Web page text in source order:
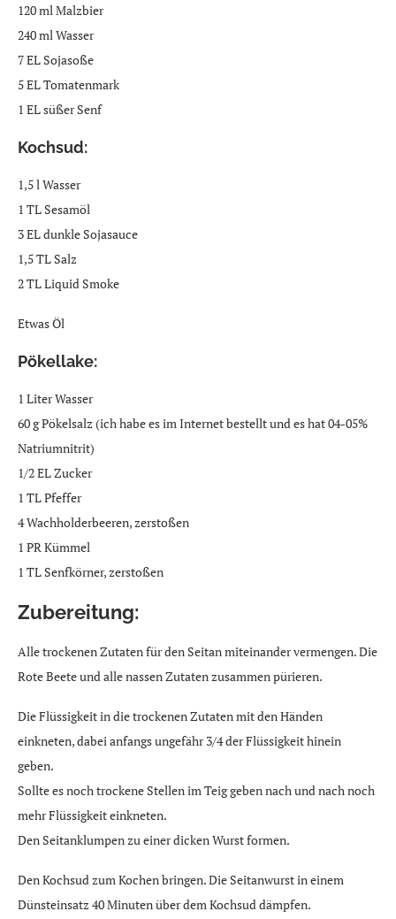
120 ml Malzbier
240 ml Wasser
7 EL Sojasoße
5 EL Tomatenmark
1 EL süßer Senf
Kochsud:
1,5 l Wasser
1 TL Sesamöl
3 EL dunkle Sojasauce
1,5 TL Salz
2 TL Liquid Smoke
Etwas Öl
Pökellake:
1 Liter Wasser
60 g Pökelsalz (ich habe es im Internet bestellt und es hat 04-05%
Natriumnitrit)
1/2 EL Zucker
1 TL Pfeffer
4 Wachholderbeeren, zerstoßen
1 PR Kümmel
1 TL Senfkörner, zerstoßen
Zubereitung:
Alle trockenen Zutaten für den Seitan miteinander vermengen. Die
Rote Beete und alle nassen Zutaten zusammen pürieren.
Die Flüssigkeit in die trockenen Zutaten mit den Händen
einkneten, dabei anfangs ungefähr 3/4 der Flüssigkeit hinein
geben.
Sollte es noch trockene Stellen im Teig geben nach und nach noch
mehr Flüssigkeit einkneten.
Den Seitanklumpen zu einer dicken Wurst formen.
Den Kochsud zum Kochen bringen. Die Seitanwurst in einem
Dünsteinsatz 40 Minuten über dem Kochsud dämpfen.